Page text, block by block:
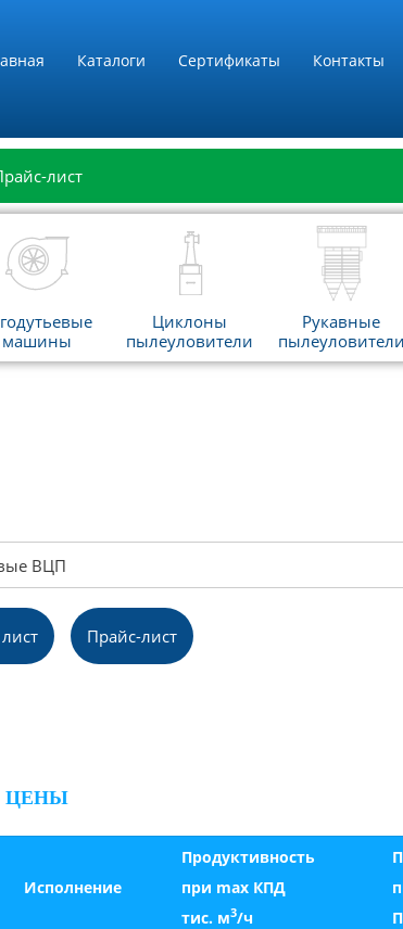
Каталоги Сертификаты Контакты
лист
машины
Циклоны
пылеуловители
Рукавные
пылеуловители
ВЦП
Прайс-лист
ЦЕНЫ
Исполнение
Продуктивность
при max КПД
тис. м3/ч